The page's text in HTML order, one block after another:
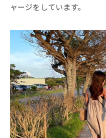
ャージをしています。